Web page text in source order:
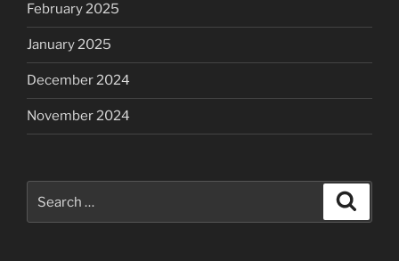
February 2025
January 2025
December 2024
November 2024
for: